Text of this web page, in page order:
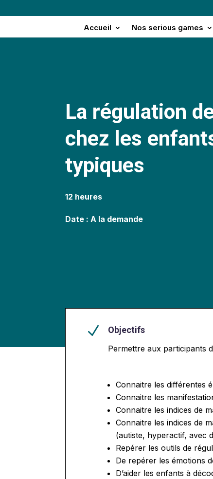
Accueil Nos serious games
La régulation
chez les
typiques
12 heures
Date : A la demande
N Objectifs
Permettre aux participants
Connaitre les différentes
Connaitre les
Connaitre les indices de
Connaitre les indices de
(autiste, hyperactif, avec
Repérer les outils de
De repérer les émotions
D’aider les enfants à